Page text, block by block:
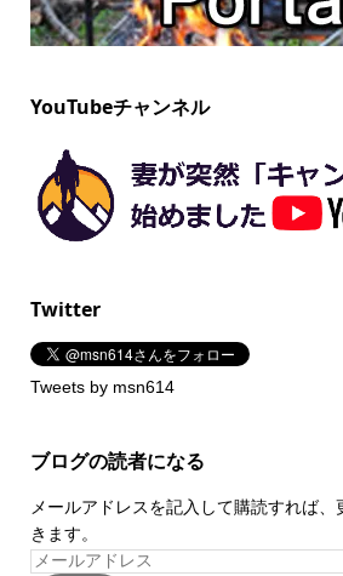
YouTubeチャンネル
Twitter
Tweets by msn614
ブログの読者になる
メールアドレスを記入して購読すれば
きます。